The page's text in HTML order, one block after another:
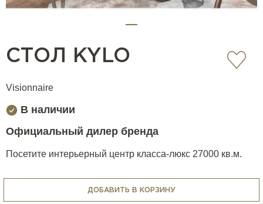
СТОЛ KYLO
Visionnaire
В наличии
Официальный дилер бренда
Посетите интерьерный центр класса-люкс 27000 кв.м.
ДОБАВИТЬ В КОРЗИНУ